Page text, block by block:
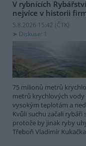
V rybnících
nejvíce v historii
5.8.2026 15:42 (ČTK)
Diskuse: 1
75 milionů metrů
metrů krychlových
vysokým teplotám a
Kvůli suchu začali
protože by jinak ryby
Třeboň Vladimír